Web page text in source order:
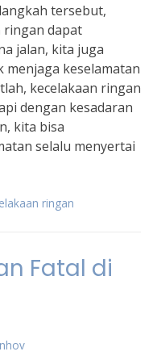
tersebut,
ringan dapat
jalan, kita juga
keselamatan
kecelakaan ringan
dengan kesadaran
kita bisa
selalu menyertai
ringan
Fatal di